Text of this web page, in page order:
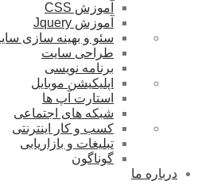
آموزش CSS
آموزش Jquery
سئو و بهینه سازی سایت
طراحی سایت
برنامه نویسی
اپلیکیشن موبایل
استارت آپ ها
شبکه های اجتماعی
کسب و کار اینترنتی
تبلیغات و بازاریابی
گوناگون
درباره ما